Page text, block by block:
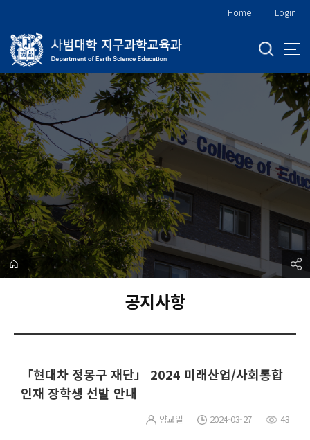
메
뉴
Home Login
공지사항
「현대차 정몽구 재단」 2024 미래산업/사회통합
인재 장학생 선발 안내
양교일 2024-03-27 43